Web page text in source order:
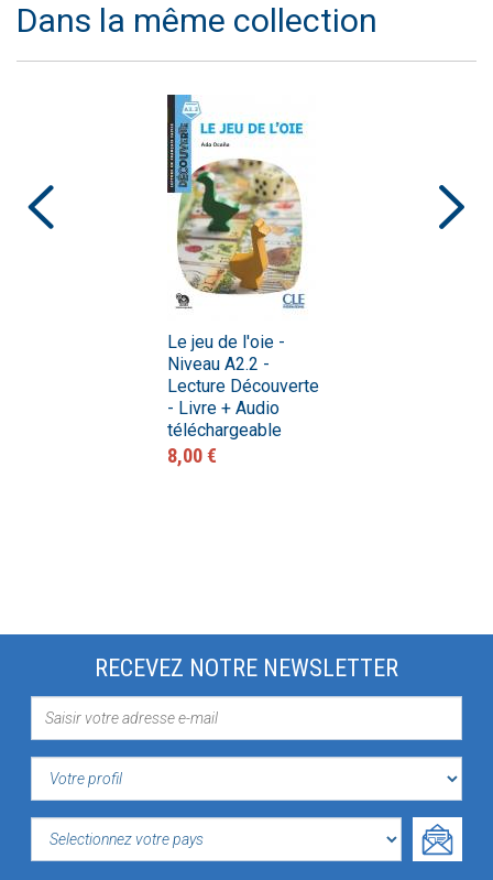
Dans la même collection
Le jeu de l'oie -
Niveau A2.2 -
Lecture Découverte
- Livre + Audio
téléchargeable
8,00 €
RECEVEZ NOTRE NEWSLETTER
VOTRE
PROFIL